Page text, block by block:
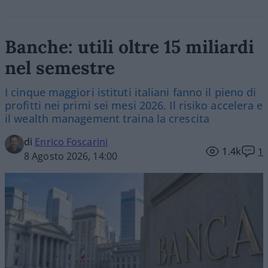
Banche: utili oltre 15 miliardi
nel semestre
I cinque maggiori istituti italiani fanno il pieno di
profitti nei primi sei mesi 2026. Il risiko accelera e
il wealth management traina la crescita
di Enrico Foscarini
8 Agosto 2026, 14:00
1.4k 1